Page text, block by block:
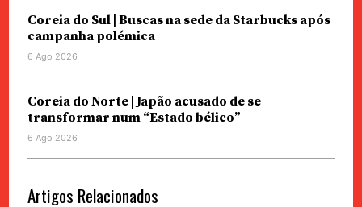
Coreia do Sul | Buscas na sede da Starbucks após
campanha polémica
6 Ago 2026
Coreia do Norte | Japão acusado de se
transformar num “Estado bélico”
6 Ago 2026
Artigos Relacionados